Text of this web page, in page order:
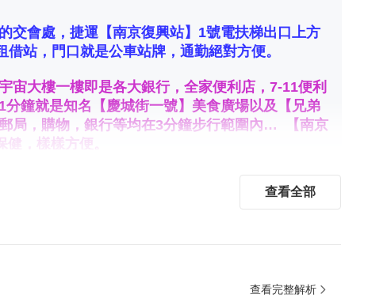
交會處，捷運【南京復興站】1號電扶梯出口上方
站，門口就是公車站牌，通勤絕對方便。
宙大樓一樓即是各大銀行，全家便利店，7-11便利
鐘就是知名【慶城街一號】美食廣場以及【兄弟
局，購物，銀行等均在3分鐘步行範圍內… 【南京
/保健，樣樣方便。
路，及【免費】WIFI
包裹，及其他貼心服務
查看全部
查看完整解析